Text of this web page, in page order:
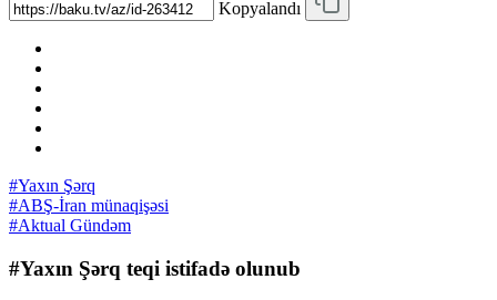
Kopyalandı
#Yaxın Şərq
#ABŞ-İran münaqişəsi
#Aktual Gündəm
#Yaxın Şərq teqi istifadə olunub